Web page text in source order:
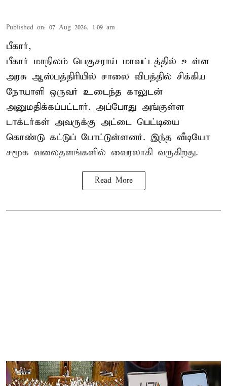
Published on: 07 Aug 2026, 1:09 am
பீகார்,
பீகார் மாநிலம் பெகுசராய் மாவட்டத்தில் உள்ள
அரசு ஆஸ்பத்திரியில் சாலை விபத்தில் சிக்கிய
நோயாளி ஒருவர் உடைந்த காலுடன்
அனுமதிக்கப்பட்டார். அப்போது அங்குள்ள
டாக்டர்கள் அவருக்கு அட்டை பெட்டியை
கொண்டு கட்டுப் போட்டுள்ளனர். இந்த வீடியோ
சமூக வலைதளங்களில் வைரலாகி வருகிறது.
Read More